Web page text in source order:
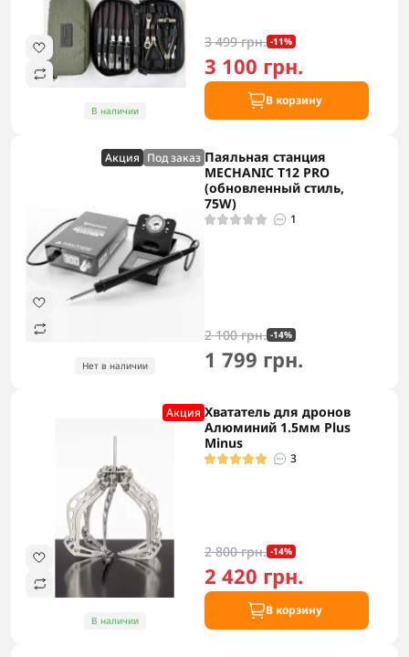
В наличии
3 499 грн. -11%
3 100 грн.
В корзину
Акция Под заказ
Нет в наличии
Паяльная станция
MECHANIC T12 PRO
(обновленный стиль,
75W)
1
2 100 грн. -14%
1 799 грн.
Акция
В наличии
Хвататель для дронов
Алюминий 1.5мм Plus
Minus
3
2 800 грн. -14%
2 420 грн.
В корзину